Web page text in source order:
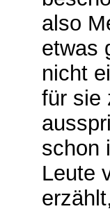
also
etwas
nicht
für sie
schon
Leute